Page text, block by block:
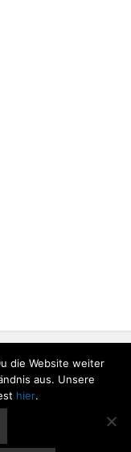
die Website weiter
aus. Unsere
hier.